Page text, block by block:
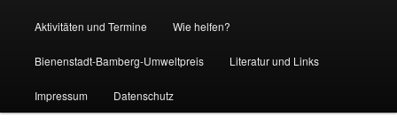
Aktivitäten und Termine Wie helfen?
Bienenstadt-Bamberg-Umweltpreis Literatur und Links
Impressum Datenschutz